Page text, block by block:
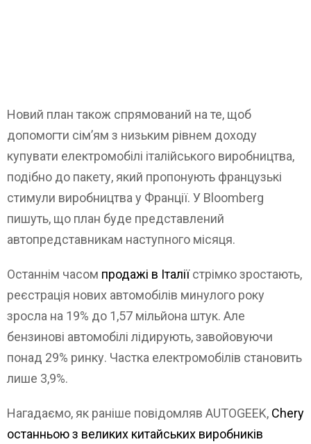
Новий план також спрямований на те, щоб
допомогти сім’ям з низьким рівнем доходу
купувати електромобілі італійського виробництва,
подібно до пакету, який пропонують французькі
стимули виробництва у Франції. У Bloomberg
пишуть, що план буде представлений
автопредставникам наступного місяця.
Останнім часом продажі в Італіїстрімко зростають,
реєстрація нових автомобілів минулого року
зросла на 19% до 1,57 мільйона штук. Але
бензинові автомобілі лідирують, завойовуючи
понад 29% ринку. Частка електромобілів становить
лише 3,9%.
Нагадаємо, як раніше повідомляв AUTOGEEK, Chery
останньою з великих китайських виробників